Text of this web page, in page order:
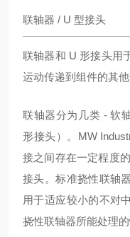
联轴器 / U 型接头
联轴器和 U 形接头用
运动传递到组件的其他
联轴器分为几类 - 软
形接头）。MW
接之间存在一定程度
接头。标准挠性联轴
用于适应较小的不对
挠性联轴器所能处理的